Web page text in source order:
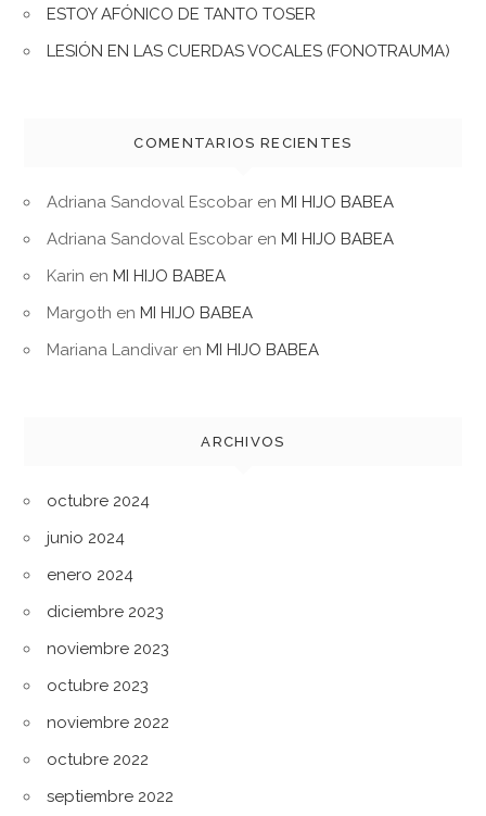
ESTOY AFÓNICO DE TANTO TOSER
LESIÓN EN LAS CUERDAS VOCALES (FONOTRAUMA)
COMENTARIOS RECIENTES
Adriana Sandoval Escobar en MI HIJO BABEA
Adriana Sandoval Escobar en MI HIJO BABEA
Karin en MI HIJO BABEA
Margoth en MI HIJO BABEA
Mariana Landivar en MI HIJO BABEA
ARCHIVOS
octubre 2024
junio 2024
enero 2024
diciembre 2023
noviembre 2023
octubre 2023
noviembre 2022
octubre 2022
septiembre 2022